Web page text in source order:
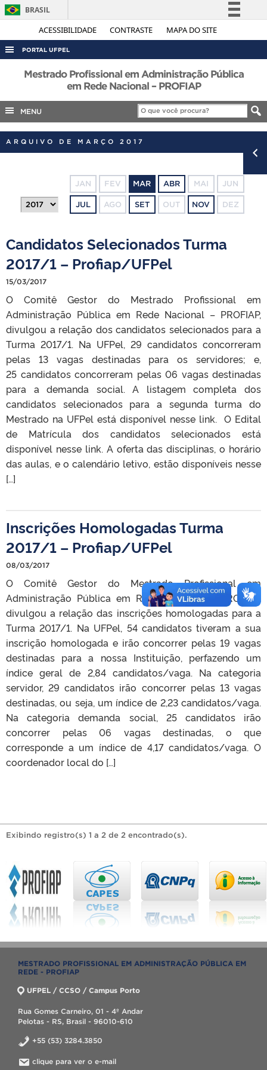
ACESSIBILIDADE CONTRASTE MAPA DO SITE
BRASIL
Simplifique!
Acesso à informação
Legislação
Canais
PORTAL UFPEL
ACESSO À INFORMAÇÃO
COBALTO
CONCURSOS
PORTARIAS
Mestrado Profissional em Administração Pública
em Rede Nacional – PROFIAP
MENU
ARQUIVO DE MARÇO 2017
JAN FEV MAR ABR MAI JUN
JUL AGO SET OUT NOV DEZ
Candidatos Selecionados Turma
2017/1 – Profiap/UFPel
15/03/2017
O Comitê Gestor do Mestrado Profissional em
Administração Pública em Rede Nacional – PROFIAP,
divulgou a relação dos candidatos selecionados para a
Turma 2017/1. Na UFPel, 29 candidatos concorreram
pelas 13 vagas destinadas para os servidores; e,
25 candidatos concorreram pelas 06 vagas destinadas
para a demanda social. A listagem completa dos
candidatos selecionados para a segunda turma do
Mestrado na UFPel está disponível nesse link. O Edital
de Matrícula dos candidatos selecionados está
disponível nesse link. A oferta das disciplinas, o horário
das aulas, e o calendário letivo, estão disponíveis nesse
[…]
Inscrições Homologadas Turma
2017/1 – Profiap/UFPel
08/03/2017
O Comitê Gestor do Mestrado Profissional em
Administração Pública em Rede Nacional – PROFIAP,
divulgou a relação das inscrições homologadas para a
Turma 2017/1. Na UFPel, 54 candidatos tiveram a sua
inscrição homologada e irão concorrer pelas 19 vagas
destinadas para a nossa Instituição, perfazendo um
índice geral de 2,84 candidatos/vaga. Na categoria
servidor, 29 candidatos irão concorrer pelas 13 vagas
destinadas, ou seja, um índice de 2,23 candidatos/vaga.
Na categoria demanda social, 25 candidatos irão
concorrer pelas 06 vagas destinadas, o que
corresponde a um índice de 4,17 candidatos/vaga. O
coordenador local do […]
Exibindo registro(s) 1 a 2 de 2 encontrado(s).
MESTRADO PROFISSIONAL EM ADMINISTRAÇÃO PÚBLICA EM
REDE - PROFIAP
UFPEL / CCSO / Campus Porto
Rua Gomes Carneiro, 01 - 4º Andar
Pelotas - RS, Brasil - 96010-610
+55 (53) 3284.3850
clique para ver o e-mail